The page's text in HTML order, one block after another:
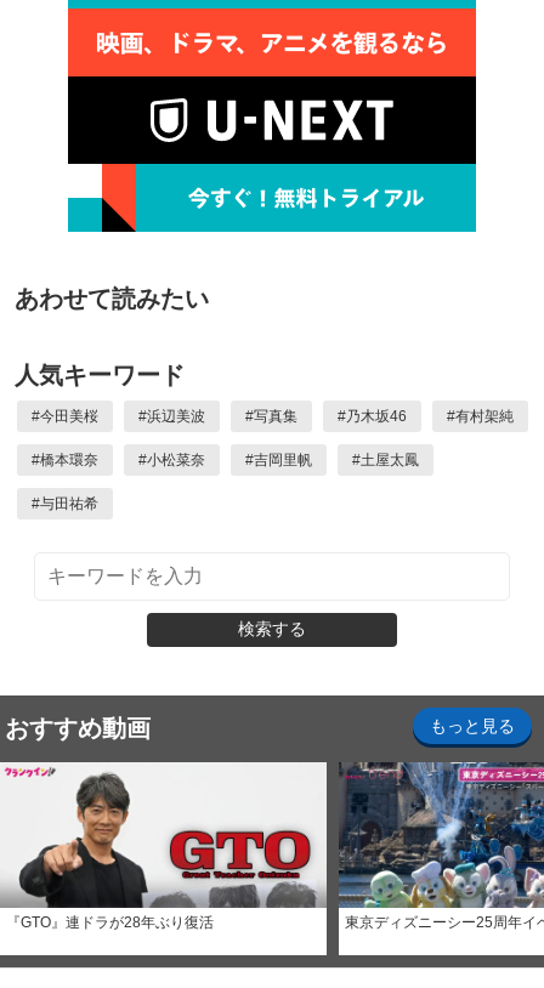
あわせて読みたい
人気キーワード
#今田美桜 #浜辺美波 #写真集 #乃木坂46 #有村架純
#橋本環奈 #小松菜奈 #吉岡里帆 #土屋太鳳
#与田祐希
検索する
おすすめ動画 もっと見る
『GTO』連ドラが28年ぶり復活 東京ディズニーシー25周年イ